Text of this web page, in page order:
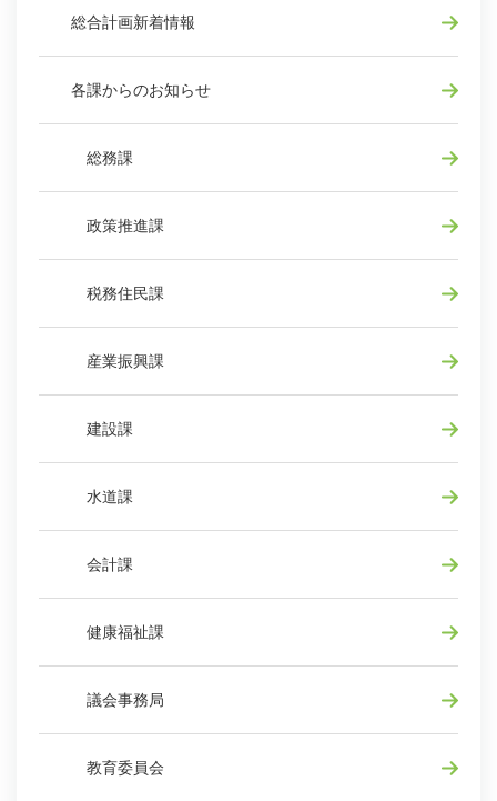
総合計画新着情報
各課からのお知らせ
総務課
政策推進課
税務住民課
産業振興課
建設課
水道課
会計課
健康福祉課
議会事務局
教育委員会